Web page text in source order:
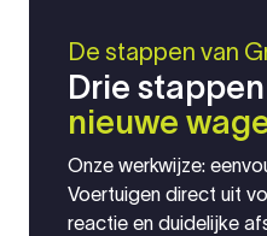
De stappen van
Drie stappen
nieuwe
Onze werkwijze:
Voertuigen direct uit
reactie en duidelijke